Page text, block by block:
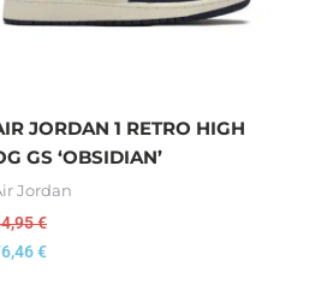
JORDAN 1 RETRO HIGH
GS ‘OBSIDIAN’
Jordan
€
€